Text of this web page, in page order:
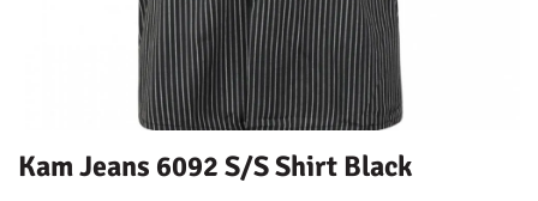
Kam Jeans 6092 S/S Shirt Black